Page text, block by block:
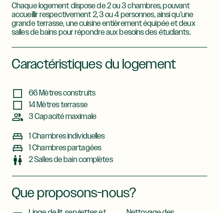
Chaque logement dispose de 2 ou 3 chambres, pouvant
accueillir respectivement 2, 3 ou 4 personnes, ainsi qu’une
grande terrasse, une cuisine entièrement équipée et deux
salles de bains pour répondre aux besoins des étudiants.
Caractéristiques du logement
66 Mètres construits
14 Mètres terrasse
3 Capacité maximale
1 Chambres individuelles
1 Chambres partagées
2 Salles de bain complètes
Que proposons-nous?